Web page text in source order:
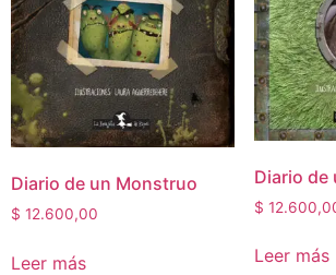
Diario de un Monstruo
$ 12.600,00
Leer más
Diario de
$
Leer más